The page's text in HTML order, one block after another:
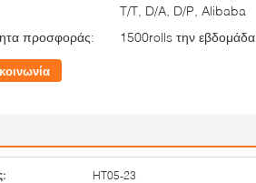
T/T, D/A, D/P, Alibaba
προσφοράς:
1500rolls την εβδομάδα
HT05-23